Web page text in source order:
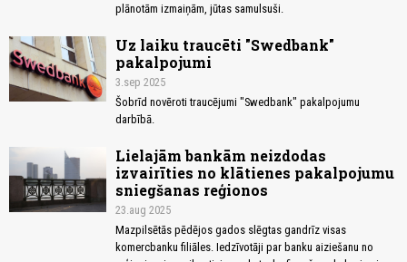
plānotām izmaiņām, jūtas samulsuši.
Uz laiku traucēti "Swedbank"
pakalpojumi
3.sep 2025
Šobrīd novēroti traucējumi "Swedbank" pakalpojumu
darbībā.
Lielajām bankām neizdodas
izvairīties no klātienes pakalpojumu
sniegšanas reģionos
23.aug 2025
Mazpilsētās pēdējos gados slēgtas gandrīz visas
komercbanku filiāles. Iedzīvotāji par banku aiziešanu no